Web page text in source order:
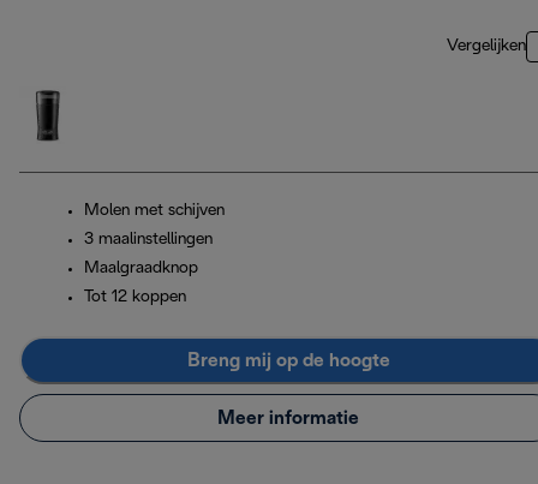
Vergelijken
Molen met schijven
3 maalinstellingen
Maalgraadknop
Tot 12 koppen
Breng mij op de hoogte
Meer informatie